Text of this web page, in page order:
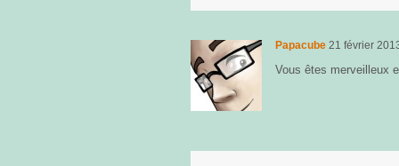
Papacube 21 février
Vous êtes merveilleux